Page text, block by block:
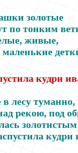
золотые
по тонким
живые,
кудри
лесу туманно,
рекою, под
кудри